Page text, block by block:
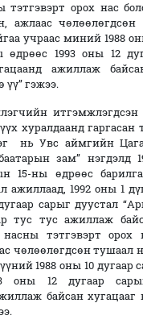
тэтгэвэрт орох нас
ажлаас чөлөөлөгдсөн
учраас миний 1988
өдрөөс 1993 оны 12
ажиллаж
үү” гэжээ.
итгэмжлэгдсэн
хуралдаанд гаргасан
нь Увс аймгийн
зам” нэгдэлд
15-ны өдрөөс
ажиллаад, 1992 оны 1
сарыг дуустал
тус тус ажиллаж
тэтгэвэрт орох
чөлөөлөгдсөн тушаал
1988 оны 10 дугаар
оны 12 дугаар
байсан хугацааг